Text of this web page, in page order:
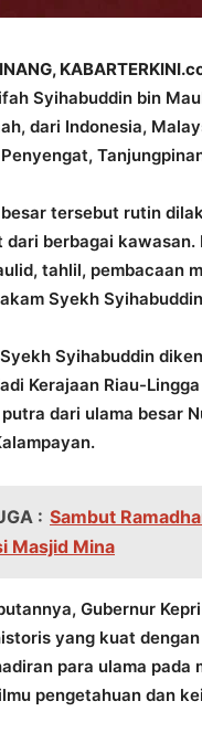
Syihabuddin bin
dari Indonesia,
tersebut rutin
dari berbagai
tahlil, pembacaan
Syekh
Syihabuddin
Kerajaan Riau-
dari ulama besar
: Sambut
Masjid Mina
Gubernur
yang kuat
para ulama
pengetahuan dan